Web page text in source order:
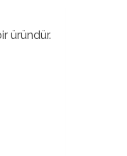
üründür.